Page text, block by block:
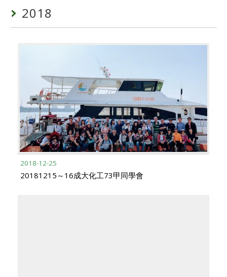
2018
2018-12-25
20181215～16成大化工73甲同學會